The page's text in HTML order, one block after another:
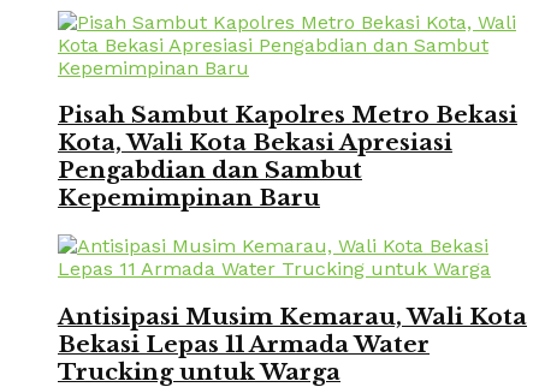
Pisah Sambut Kapolres Metro Bekasi
Kota, Wali Kota Bekasi Apresiasi
Pengabdian dan Sambut
Kepemimpinan Baru
Antisipasi Musim Kemarau, Wali Kota
Bekasi Lepas 11 Armada Water
Trucking untuk Warga